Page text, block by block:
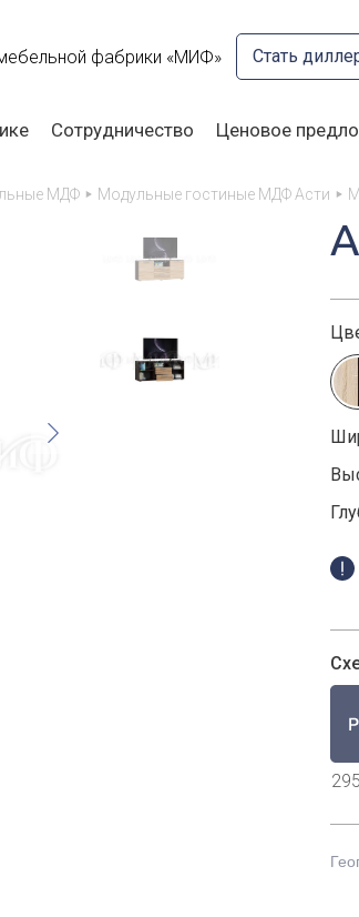
фабрики «МИФ» Стать
Сотрудничество Ценовое
МДФ Модульные гостиные МДФ Асти